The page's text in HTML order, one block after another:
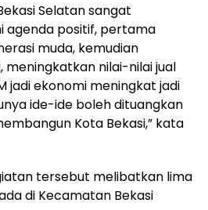
Selatan sangat
agenda positif, pertama
muda, kemudian
meningkatkan nilai-nilai jual
jadi ekonomi meningkat jadi
ide-ide boleh dituangkan
Kota Bekasi,” kata
tersebut melibatkan lima
di Kecamatan Bekasi